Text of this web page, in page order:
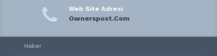
Web Site Adresi
Ownerspost.Com
Haber